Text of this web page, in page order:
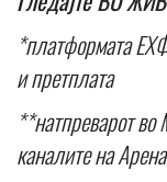
*платформата
и претплата
**натпреварот
каналите на